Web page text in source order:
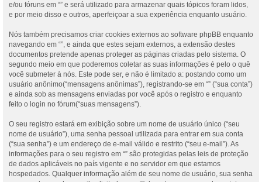
e/ou fóruns em “” e será utilizado para armazenar quais tópicos foram lidos,
e por meio disso e outros, aperfeiçoar a sua experiência enquanto usuário.
Nós também precisamos criar cookies externos ao software phpBB enquanto
navegando em “”, e ainda que estes sejam externos, a extensão destes
documentos pretende apenas proteger as páginas criadas pelo sistema. O
segundo meio em que poderemos coletar as suas informações é pelo o quê
você submeter à nós. Este pode ser, e não é limitado a: postando como um
usuário anônimo(“mensagens anônimas”), registrando-se em “” (“sua conta”)
e ainda sob as mensagens enviadas por você após o registro e enquanto
feito o login no fórum(“suas mensagens”).
O seu registro estará em exibição sobre um nome de usuário único (“seu
nome de usuário”), uma senha pessoal utilizada para entrar em sua conta
(“sua senha”) e um endereço de e-mail válido e restrito (“seu e-mail”). As
informações para o seu registro em “” são protegidas pelas leis de proteção
de dados aplicáveis no país vigente e no servidor em que estamos
hospedados. Qualquer informação além de seu nome de usuário, sua senha